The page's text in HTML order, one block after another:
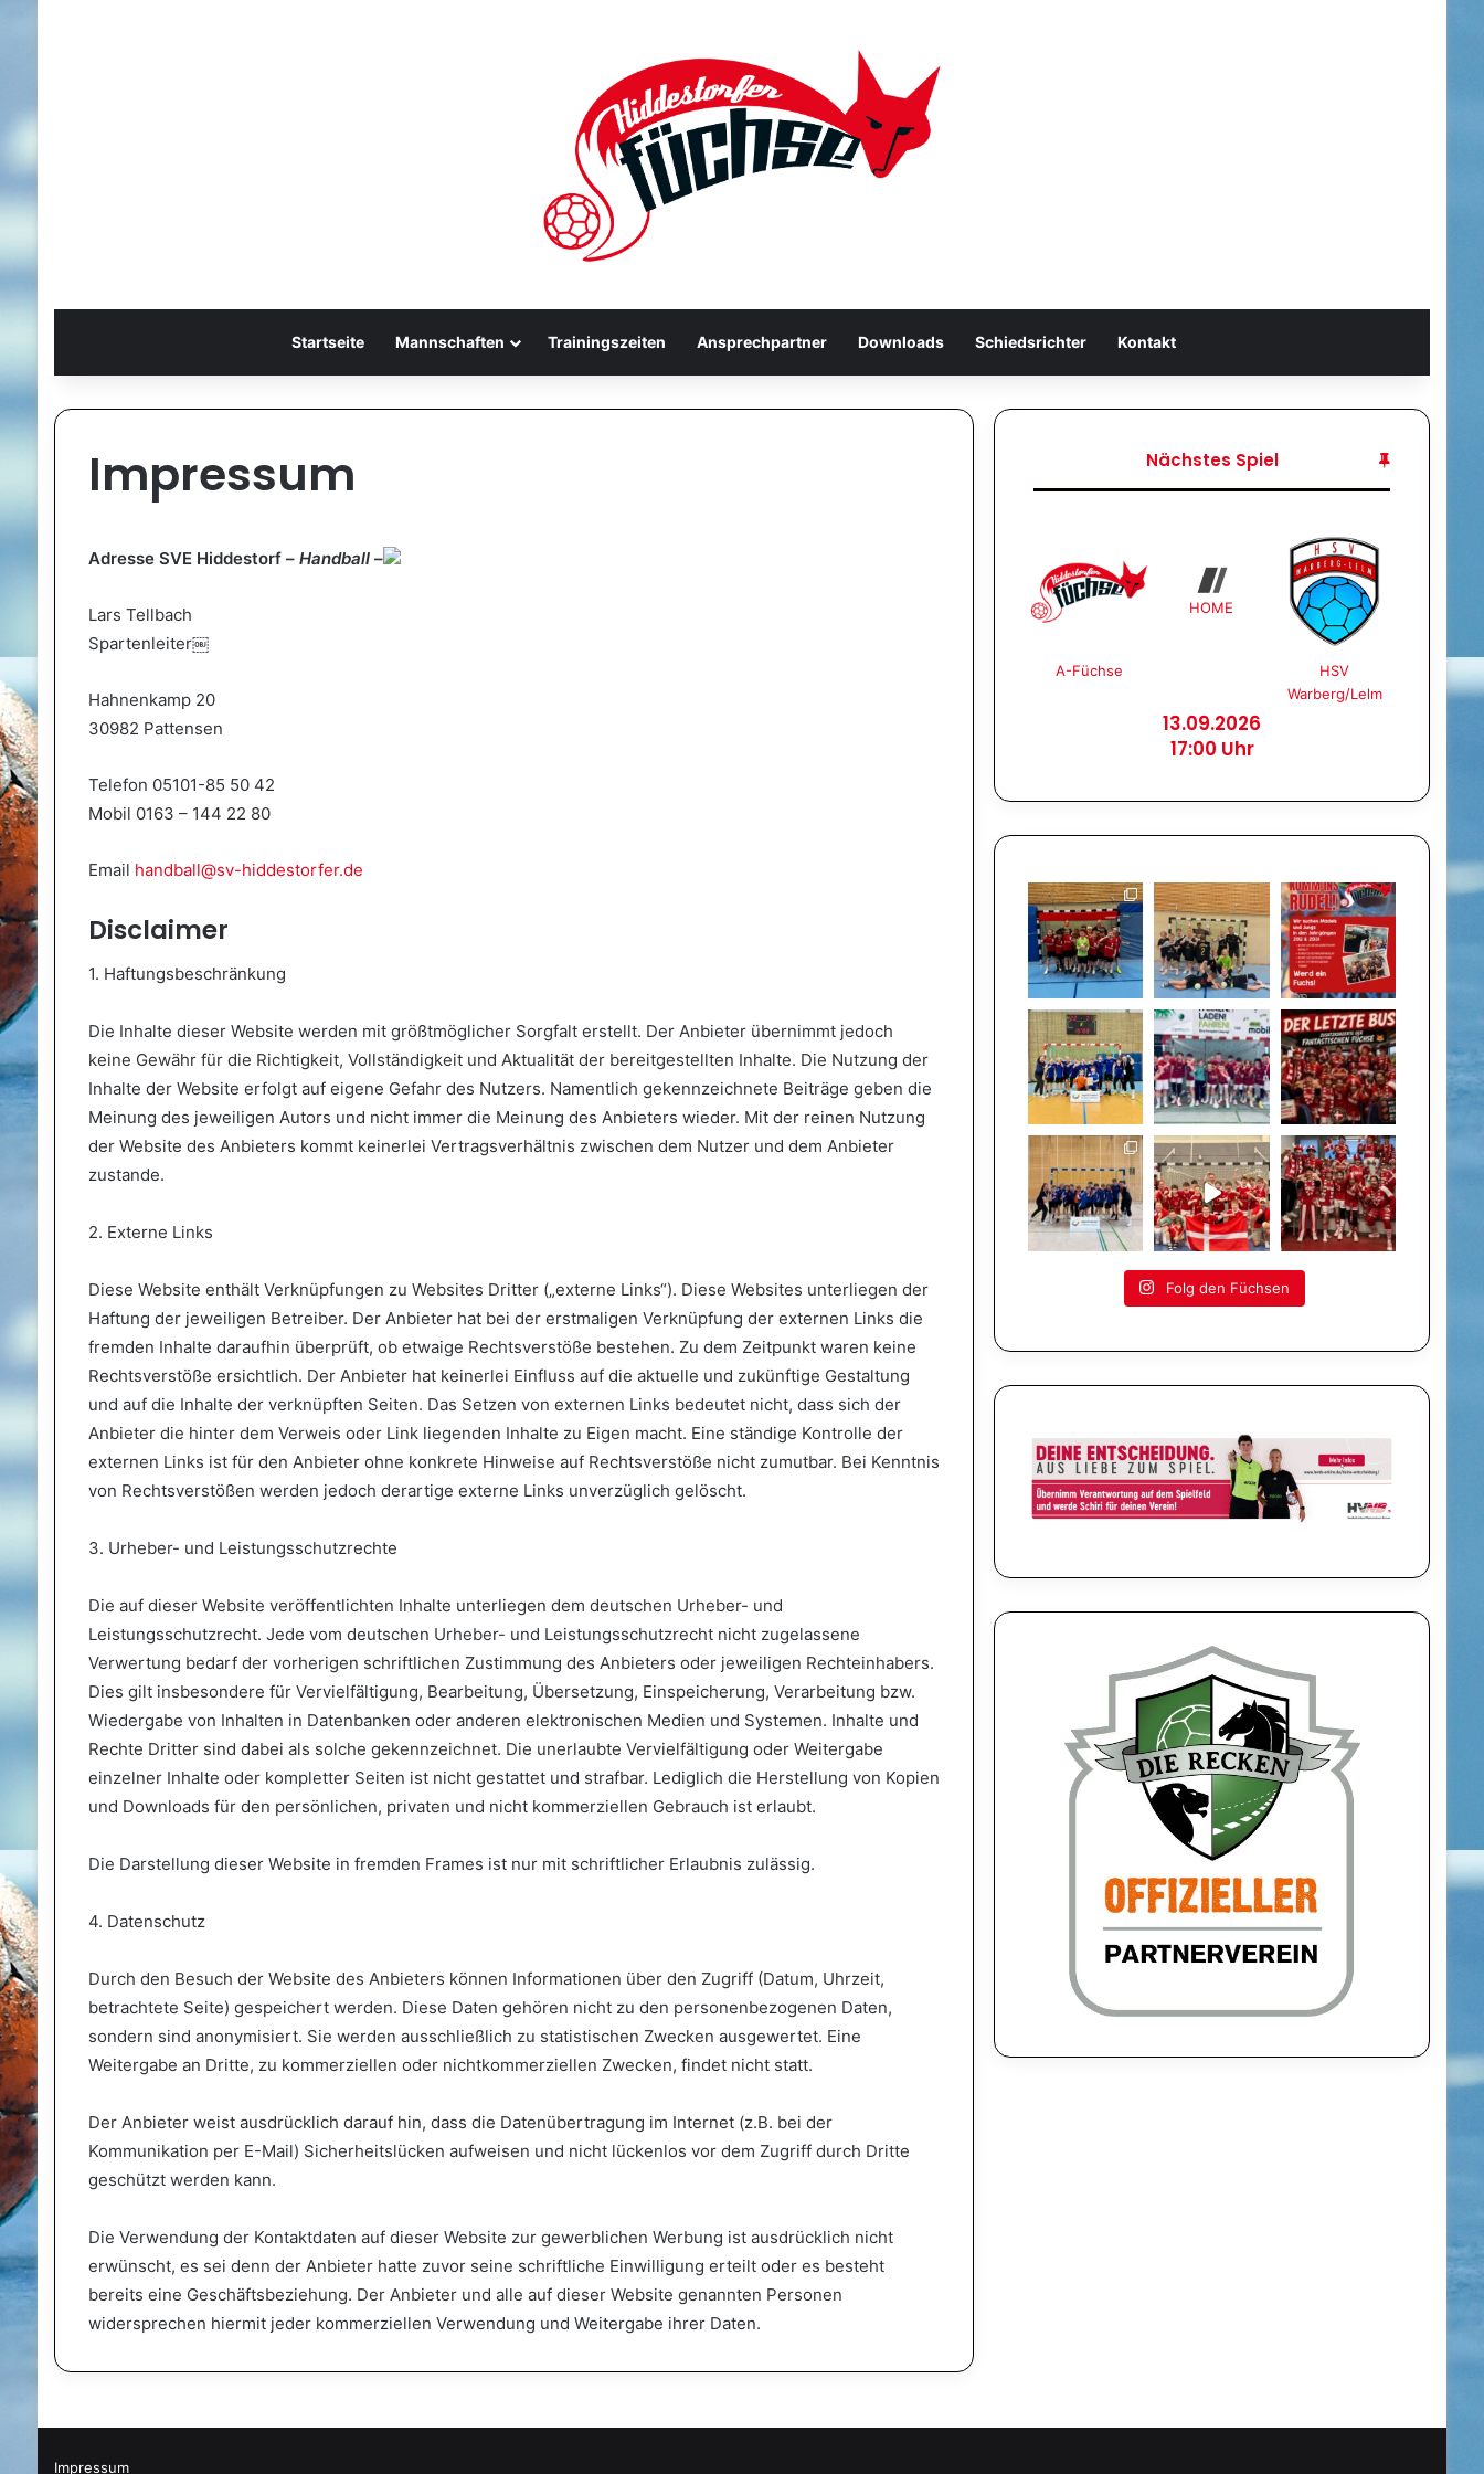
Startseite Mannschaften Trainingszeiten Ansprechpartner Downloads Schiedsrichter Kontakt
Impressum
Adresse SVE Hiddestorf – Handball–
Lars Tellbach
Spartenleiter￼
Hahnenkamp 20
30982 Pattensen
Telefon 05101-85 50 42
Mobil 0163 – 144 22 80
Email handball@sv-hiddestorfer.de
Disclaimer
1. Haftungsbeschränkung
Die Inhalte dieser Website werden mit größtmöglicher Sorgfalt erstellt. Der Anbieter übernimmt jedoch
keine Gewähr für die Richtigkeit, Vollständigkeit und Aktualität der bereitgestellten Inhalte. Die Nutzung der
Inhalte der Website erfolgt auf eigene Gefahr des Nutzers. Namentlich gekennzeichnete Beiträge geben die
Meinung des jeweiligen Autors und nicht immer die Meinung des Anbieters wieder. Mit der reinen Nutzung
der Website des Anbieters kommt keinerlei Vertragsverhältnis zwischen dem Nutzer und dem Anbieter
zustande.
2. Externe Links
Diese Website enthält Verknüpfungen zu Websites Dritter („externe Links“). Diese Websites unterliegen der
Haftung der jeweiligen Betreiber. Der Anbieter hat bei der erstmaligen Verknüpfung der externen Links die
fremden Inhalte daraufhin überprüft, ob etwaige Rechtsverstöße bestehen. Zu dem Zeitpunkt waren keine
Rechtsverstöße ersichtlich. Der Anbieter hat keinerlei Einfluss auf die aktuelle und zukünftige Gestaltung
und auf die Inhalte der verknüpften Seiten. Das Setzen von externen Links bedeutet nicht, dass sich der
Anbieter die hinter dem Verweis oder Link liegenden Inhalte zu Eigen macht. Eine ständige Kontrolle der
externen Links ist für den Anbieter ohne konkrete Hinweise auf Rechtsverstöße nicht zumutbar. Bei Kenntnis
von Rechtsverstößen werden jedoch derartige externe Links unverzüglich gelöscht.
3. Urheber- und Leistungsschutzrechte
Die auf dieser Website veröffentlichten Inhalte unterliegen dem deutschen Urheber- und
Leistungsschutzrecht. Jede vom deutschen Urheber- und Leistungsschutzrecht nicht zugelassene
Verwertung bedarf der vorherigen schriftlichen Zustimmung des Anbieters oder jeweiligen Rechteinhabers.
Dies gilt insbesondere für Vervielfältigung, Bearbeitung, Übersetzung, Einspeicherung, Verarbeitung bzw.
Wiedergabe von Inhalten in Datenbanken oder anderen elektronischen Medien und Systemen. Inhalte und
Rechte Dritter sind dabei als solche gekennzeichnet. Die unerlaubte Vervielfältigung oder Weitergabe
einzelner Inhalte oder kompletter Seiten ist nicht gestattet und strafbar. Lediglich die Herstellung von Kopien
und Downloads für den persönlichen, privaten und nicht kommerziellen Gebrauch ist erlaubt.
Die Darstellung dieser Website in fremden Frames ist nur mit schriftlicher Erlaubnis zulässig.
4. Datenschutz
Durch den Besuch der Website des Anbieters können Informationen über den Zugriff (Datum, Uhrzeit,
betrachtete Seite) gespeichert werden. Diese Daten gehören nicht zu den personenbezogenen Daten,
sondern sind anonymisiert. Sie werden ausschließlich zu statistischen Zwecken ausgewertet. Eine
Weitergabe an Dritte, zu kommerziellen oder nichtkommerziellen Zwecken, findet nicht statt.
Der Anbieter weist ausdrücklich darauf hin, dass die Datenübertragung im Internet (z.B. bei der
Kommunikation per E-Mail) Sicherheitslücken aufweisen und nicht lückenlos vor dem Zugriff durch Dritte
geschützt werden kann.
Die Verwendung der Kontaktdaten auf dieser Website zur gewerblichen Werbung ist ausdrücklich nicht
erwünscht, es sei denn der Anbieter hatte zuvor seine schriftliche Einwilligung erteilt oder es besteht
bereits eine Geschäftsbeziehung. Der Anbieter und alle auf dieser Website genannten Personen
widersprechen hiermit jeder kommerziellen Verwendung und Weitergabe ihrer Daten.
Nächstes Spiel
A-Füchse
HOME
HSV
Warberg/Lelm
13.09.2026
17:00 Uhr
Folg den Füchsen
Impressum